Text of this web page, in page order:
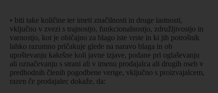
• biti take količine ter imeti značilnosti in druge lastnosti,
vključno v zvezi s trajnostjo, funkcionalnostjo, združljivostjo in
varnostjo, kot je običajno za blago iste vrste in ki jih potrošnik
lahko razumno pričakuje glede na naravo blaga in ob
upoštevanju kakršne koli javne izjave, podane pri oglaševanju
ali označevanju s strani ali v imenu prodajalca ali drugih oseb v
predhodnih členih pogodbene verige, vključno s proizvajalcem,
razen če prodajalec dokaže, da: